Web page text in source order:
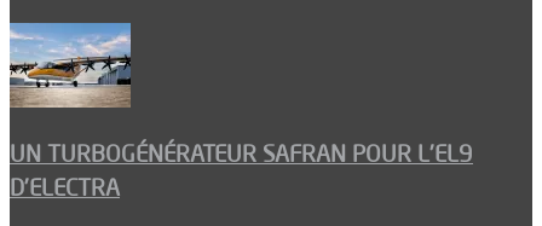
UN TURBOGÉNÉRATEUR SAFRAN POUR L’EL9
D’ELECTRA